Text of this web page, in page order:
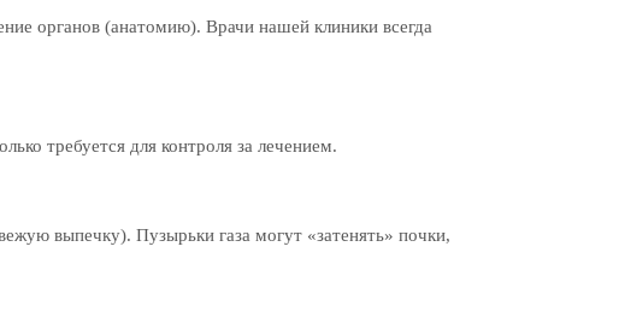
органов (анатомию). Врачи нашей клиники всегда
требуется для контроля за лечением.
выпечку). Пузырьки газа могут «затенять» почки,